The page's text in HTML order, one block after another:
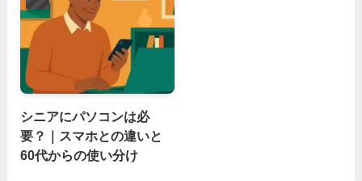
シニアにパソコンは必
要？｜スマホとの違いと
60代からの使い分け